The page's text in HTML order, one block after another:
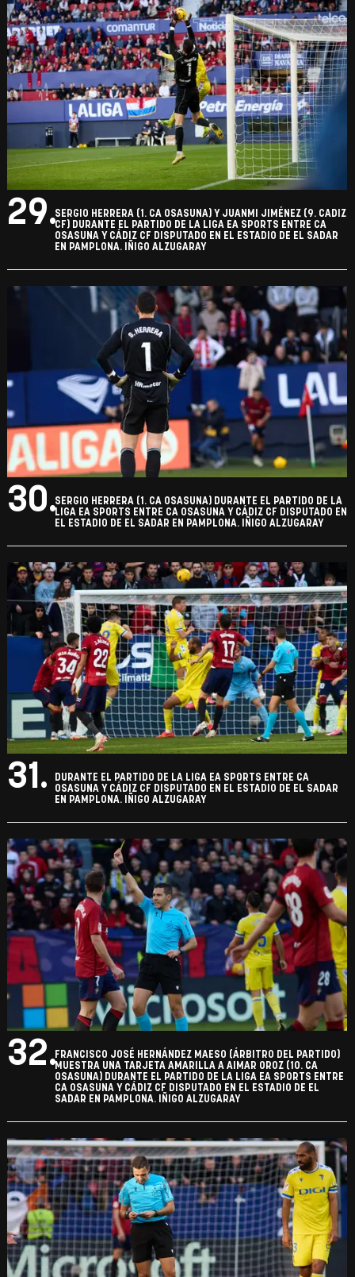
29.SERGIO HERRERA (1. CA OSASUNA) Y JUANMI JIMÉNEZ (9. CADIZ
CF) DURANTE EL PARTIDO DE LA LIGA EA SPORTS ENTRE CA
OSASUNA Y CÁDIZ CF DISPUTADO EN EL ESTADIO DE EL SADAR
EN PAMPLONA. IÑIGO ALZUGARAY
30.SERGIO HERRERA (1. CA OSASUNA) DURANTE EL PARTIDO DE LA
LIGA EA SPORTS ENTRE CA OSASUNA Y CÁDIZ CF DISPUTADO EN
EL ESTADIO DE EL SADAR EN PAMPLONA. IÑIGO ALZUGARAY
31.
DURANTE EL PARTIDO DE LA LIGA EA SPORTS ENTRE CA
OSASUNA Y CÁDIZ CF DISPUTADO EN EL ESTADIO DE EL SADAR
EN PAMPLONA. IÑIGO ALZUGARAY
32.FRANCISCO JOSÉ HERNÁNDEZ MAESO (ÁRBITRO DEL PARTIDO)
MUESTRA UNA TARJETA AMARILLA A AIMAR OROZ (10. CA
OSASUNA) DURANTE EL PARTIDO DE LA LIGA EA SPORTS ENTRE
CA OSASUNA Y CÁDIZ CF DISPUTADO EN EL ESTADIO DE EL
SADAR EN PAMPLONA. IÑIGO ALZUGARAY